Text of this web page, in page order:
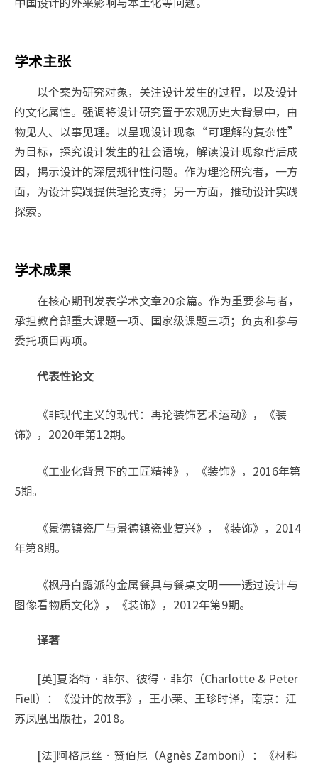
学术主张
以个案为研究对象，关注设计发生的过程，以及设计
的文化属性。强调将设计研究置于宏观历史大背景中，由
物见人、以事见理。以呈现设计现象“可理解的复杂性”
为目标，探究设计发生的社会语境，解读设计现象背后成
因，揭示设计的深层规律性问题。作为理论研究者，一方
面，为设计实践提供理论支持；另一方面，推动设计实践
探索。
学术成果
在核心期刊发表学术文章20余篇。作为重要参与者，
承担教育部重大课题一项、国家级课题三项；负责和参与
委托项目两项。
代表性论文
《非现代主义的现代：再论装饰艺术运动》，《装
饰》，2020年第12期。
《工业化背景下的工匠精神》，《装饰》，2016年第
5期。
《景德镇瓷厂与景德镇瓷业复兴》，《装饰》，2014
年第8期。
《枫丹白露派的金属餐具与餐桌文明——透过设计与
图像看物质文化》，《装饰》，2012年第9期。
译著
[英]夏洛特•菲尔、彼得•菲尔（Charlotte & Peter
Fiell）：《设计的故事》，王小茉、王珍时译，南京：江
苏凤凰出版社，2018。
[法]阿格尼丝•赞伯尼（Agnès Zamboni）：《材料